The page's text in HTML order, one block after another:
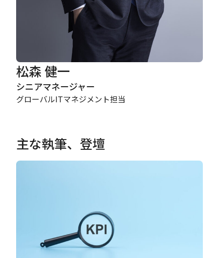
松森 健一
シニアマネージャー
グローバルITマネジメント担当
主な執筆、登壇